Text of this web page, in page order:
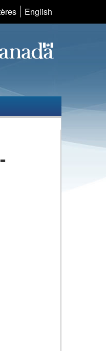
Sélection
de
la
langue
English